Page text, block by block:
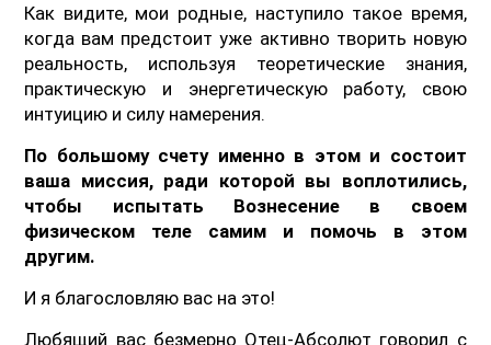
Как видите, мои родные, наступило такое время,
когда вам предстоит уже активно творить новую
реальность, используя теоретические знания,
практическую и энергетическую работу, свою
интуицию и силу намерения.
По большому счету именно в этом и состоит
ваша миссия, ради которой вы воплотились,
чтобы испытать Вознесение в своем
физическом теле самим и помочь в этом
другим.
И я благословляю вас на это!
Любящий вас безмерно Отец-Абсолют говорил с